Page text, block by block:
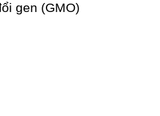
gen (GMO)